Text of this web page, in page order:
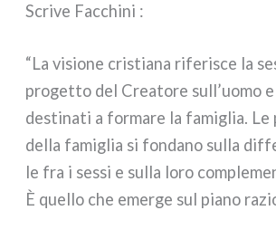
Scrive Facchini :
“La visio­ne cri­stia­na rife­ri­sce la
pro­get­to del Creatore sull’uomo
desti­na­ti a for­ma­re la fami­glia. Le
del­la fami­glia si fon­da­no sul­la
le fra i ses­si e sul­la loro
È quel­lo che emer­ge sul pia­no